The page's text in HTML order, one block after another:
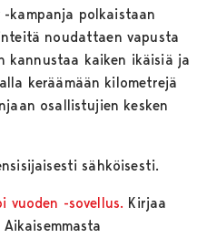
-kampanja polkaistaan
noudattaen vapusta
kannustaa kaiken ikäisiä ja
keräämään kilometrejä
osallistujien kesken
sähköisesti.
vuoden -sovellus. Kirjaa